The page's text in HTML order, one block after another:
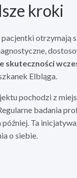
kroki
otrzymają
skuteczności
Elbląga.
pochodzi z
badania
później. Ta
o siebie.